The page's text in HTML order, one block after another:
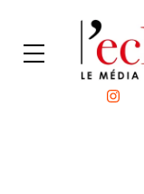
content
Menu